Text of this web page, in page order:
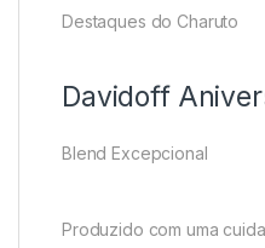
Destaques do Charuto
Davidoff
Blend Excepcional
Produzido com uma